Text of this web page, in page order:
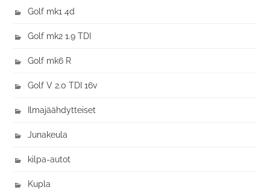
Golf mk1 4d
Golf mk2 1.9 TDI
Golf mk6 R
Golf V 2.0 TDI 16v
Ilmajäähdytteiset
Junakeula
kilpa-autot
Kupla